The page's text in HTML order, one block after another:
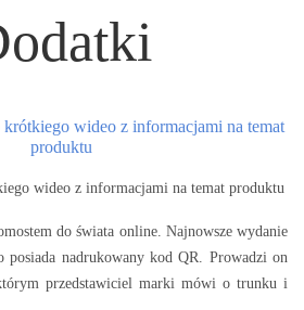
wideo z informacjami na temat produktu
do świata online. Najnowsze wydanie
nadrukowany kod QR. Prowadzi on
przedstawiciel marki mówi o trunku i